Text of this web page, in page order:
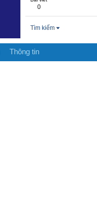
0
Tìm kiếm
Thông tin